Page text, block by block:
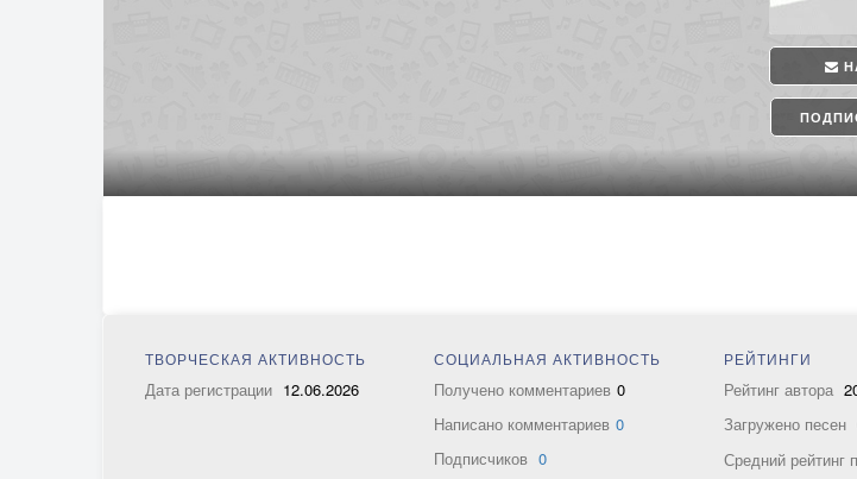
ТВОРЧЕСКАЯ АКТИВНОСТЬ
Дата регистрации 12.06.2026
СОЦИАЛЬНАЯ АКТИВНОСТЬ
Получено комментариев 0
Написано комментариев 0
Подписчиков 0
РЕЙТИНГИ
Рейтинг автора
Загружено песен
Средний рейтинг